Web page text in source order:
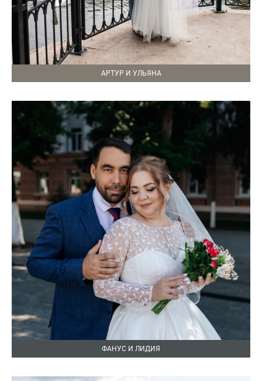
АРТУР И УЛЬЯНА
ФАНУС И ЛИДИЯ